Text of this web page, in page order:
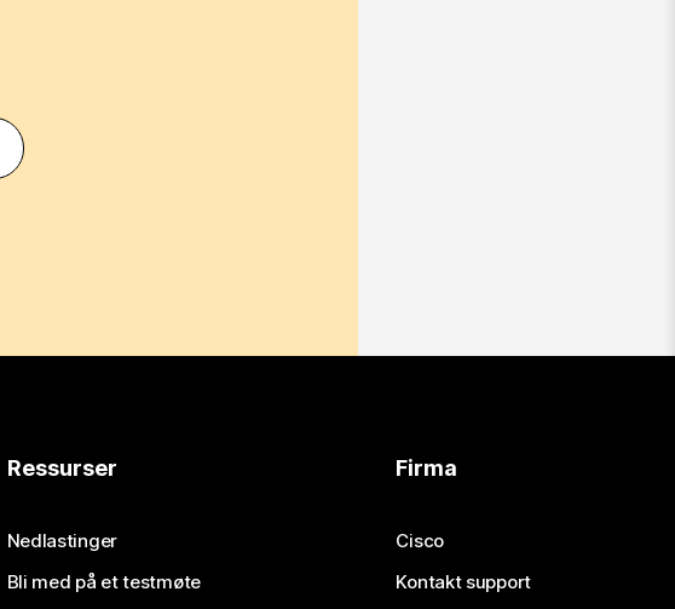
Ressurser
Nedlastinger
Bli med på et testmøte
Firma
Cisco
Kontakt support